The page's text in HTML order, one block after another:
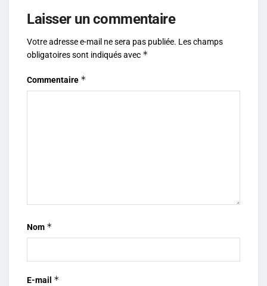
Laisser un commentaire
Votre adresse e-mail ne sera pas publiée. Les champs
obligatoires sont indiqués avec *
Commentaire *
Nom *
E-mail *